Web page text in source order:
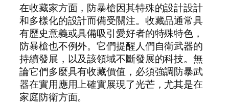
在收藏家方面，防暴槍因其特殊的設計設計
和多樣化的設計而備受關注。收藏品通常具
有歷史意義或具備吸引愛好者的特殊特色，
防暴槍也不例外。它們提醒人們自衛武器的
持續發展，以及該領域不斷發展的科技。無
論它們多麼具有收藏價值，必須強調防暴武
器在實用應用上確實展現了光芒，尤其是在
家庭防衛方面。